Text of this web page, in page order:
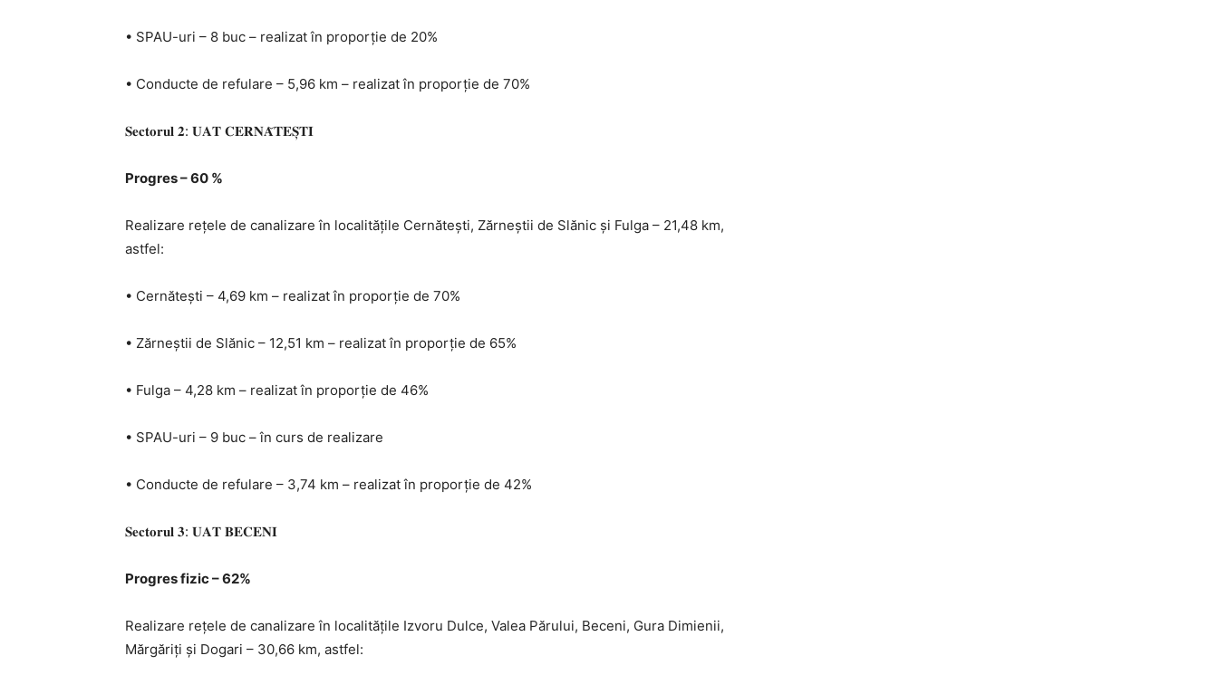
• SPAU-uri – 8 buc – realizat în proporție de 20%
• Conducte de refulare – 5,96 km – realizat în proporție de 70%
𝐒𝐞𝐜𝐭𝐨𝐫𝐮𝐥 𝟐: 𝐔𝐀𝐓 𝐂𝐄𝐑𝐍𝐀̆𝐓𝐄𝐒̦𝐓𝐈
Progres – 60 %
Realizare rețele de canalizare în localitățile Cernătești, Zărneștii de Slănic și Fulga – 21,48 km,
astfel:
• Cernătești – 4,69 km – realizat în proporție de 70%
• Zărneștii de Slănic – 12,51 km – realizat în proporție de 65%
• Fulga – 4,28 km – realizat în proporție de 46%
• SPAU-uri – 9 buc – în curs de realizare
• Conducte de refulare – 3,74 km – realizat în proporție de 42%
𝐒𝐞𝐜𝐭𝐨𝐫𝐮𝐥 𝟑: 𝐔𝐀𝐓 𝐁𝐄𝐂𝐄𝐍𝐈
Progres fizic – 62%
Realizare rețele de canalizare în localitățile Izvoru Dulce, Valea Părului, Beceni, Gura Dimienii,
Mărgăriți și Dogari – 30,66 km, astfel: